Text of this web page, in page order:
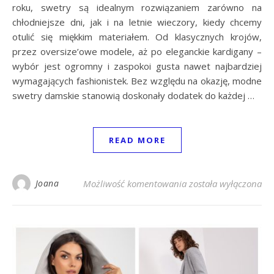
roku, swetry są idealnym rozwiązaniem zarówno na
chłodniejsze dni, jak i na letnie wieczory, kiedy chcemy
otulić się miękkim materiałem. Od klasycznych krojów,
przez oversize’owe modele, aż po eleganckie kardigany –
wybór jest ogromny i zaspokoi gusta nawet najbardziej
wymagających fashionistek. Bez względu na okazję, modne
swetry damskie stanowią doskonały dodatek do każdej …
READ MORE
Joana Możliwość komentowania Modne swetry
została wyłączona